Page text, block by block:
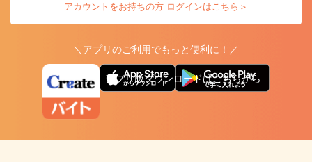
アカウントをお持ちの方 ログインはこちら＞
＼アプリのご利用でもっと便利に！／
アプリ版ダウンロードはこちらから